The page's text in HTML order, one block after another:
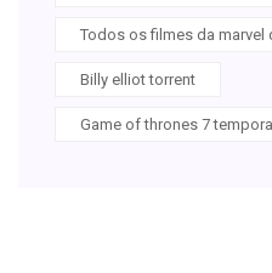
Todos os filmes da marvel
Billy elliot torrent
Game of thrones 7